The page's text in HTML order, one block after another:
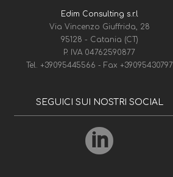
Edim Consulting s.r.l
Via Vincenzo Giuffrida, 28
95128 - Catania (CT)
P. IVA 04762590877
Tel. +39095445566 - Fax +39095430797
SEGUICI SUI NOSTRI SOCIAL